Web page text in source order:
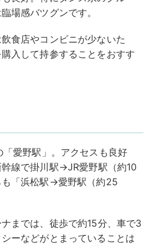
場感バツグンです。
食店やコンビニが少ないた
入して持参することをおすす
愛野駅」。アクセスも良好
線で掛川駅→JR愛野駅（約10
「浜松駅→愛野駅（約25
までは、徒歩で約15分、車で3
ーなどがとまっていることは